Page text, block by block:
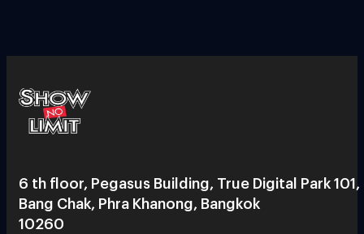
6 th floor, Pegasus Building, True Digital Park 101,
Bang Chak, Phra Khanong, Bangkok
10260